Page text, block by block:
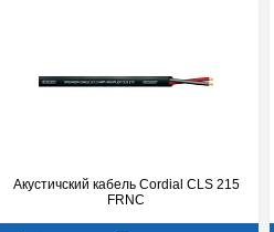
Акустичский кабель Cordial CLS 215
FRNC